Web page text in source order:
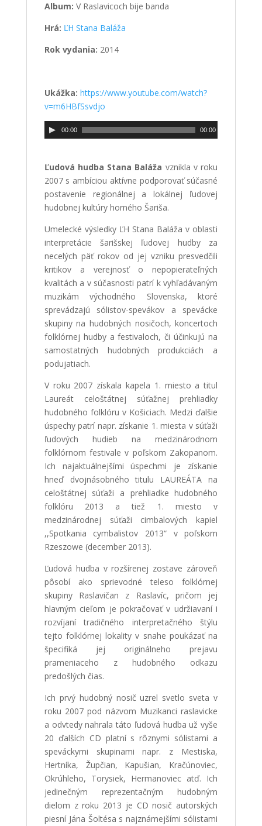
Album: V Raslavicoch bije banda
Hrá: ĽH Stana Baláža
Rok vydania: 2014
Ukážka: https://www.youtube.com/watch?
v=m6HBfSsvdjo
00:00 00:00
Ľudová hudba Stana Baláža vznikla v roku
2007 s ambíciou aktívne podporovať súčasné
postavenie regionálnej a lokálnej ľudovej
hudobnej kultúry horného Šariša.
Umelecké výsledky ĽH Stana Baláža v oblasti
interpretácie šarišskej ľudovej hudby za
necelých päť rokov od jej vzniku presvedčili
kritikov a verejnosť o nepopierateľných
kvalitách a v súčasnosti patrí k vyhľadávaným
muzikám východného Slovenska, ktoré
sprevádzajú sólistov-spevákov a spevácke
skupiny na hudobných nosičoch, koncertoch
folklórnej hudby a festivaloch, či účinkujú na
samostatných hudobných produkciách a
podujatiach.
V roku 2007 získala kapela 1. miesto a titul
Laureát celoštátnej súťažnej prehliadky
hudobného folklóru v Košiciach. Medzi ďalšie
úspechy patrí napr. získanie 1. miesta v súťaži
ľudových hudieb na medzinárodnom
folklórnom festivale v poľskom Zakopanom.
Ich najaktuálnejšími úspechmi je získanie
hneď dvojnásobného titulu LAUREÁTA na
celoštátnej súťaži a prehliadke hudobného
folklóru 2013 a tiež 1. miesto v
medzinárodnej súťaži cimbalových kapiel
,,Spotkania cymbalistov 2013“ v poľskom
Rzeszowe (december 2013).
Ľudová hudba v rozšírenej zostave zároveň
pôsobí ako sprievodné teleso folklórnej
skupiny Raslavičan z Raslavíc, pričom jej
hlavným cieľom je pokračovať v udržiavaní i
rozvíjaní tradičného interpretačného štýlu
tejto folklórnej lokality v snahe poukázať na
špecifiká jej originálneho prejavu
prameniaceho z hudobného odkazu
predošlých čias.
Ich prvý hudobný nosič uzrel svetlo sveta v
roku 2007 pod názvom Muzikanci raslavicke
a odvtedy nahrala táto ľudová hudba už vyše
20 ďalších CD platní s rôznymi sólistami a
speváckymi skupinami napr. z Mestiska,
Hertníka, Župčian, Kapušian, Kračúnoviec,
Okrúhleho, Torysiek, Hermanoviec atď. Ich
jedinečným reprezentačným hudobným
dielom z roku 2013 je CD nosič autorských
piesní Jána Šoltésa s najznámejšími sólistami